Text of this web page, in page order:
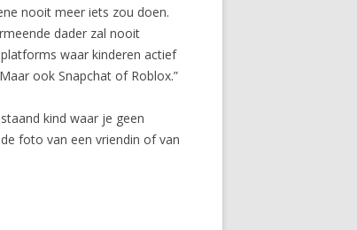
nooit meer iets zou doen.
dader zal nooit
waar kinderen actief
ook Snapchat of Roblox.”
kind waar je geen
foto van een vriendin of van